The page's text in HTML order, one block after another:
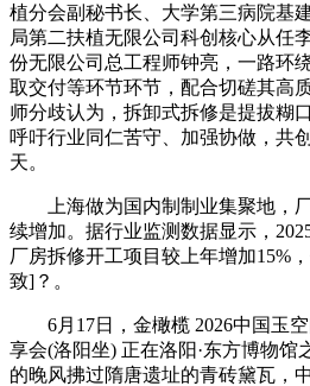
植分会副秘书长、大学第三病院基
局第二扶植无限公司科创核心从任
份无限公司总工程师钟亮，一路环
取交付等环节环节，配合切磋其高
师分歧认为，拆卸式拆修是提拔糊
呼吁行业同仁苦守、加强协做，共
天。
上海做为国内制制业集聚地，厂
续增加。据行业监测数据显示，
厂房拆修开工项目较上年增加15%
致]？。
6月17日，金橄榄 2026中国玉空
享会(洛阳坐) 正在洛阳·东方博物馆
的晚风拂过隋唐遗址的青砖黛瓦，